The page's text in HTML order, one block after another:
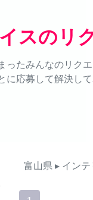
スのリ
ったみんなのリクエ
に応募して解決し
富山県 ▸ インテ